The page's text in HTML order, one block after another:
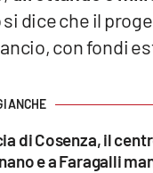
dice che il
con fondi
di Cosenza, il
e a Faragalli